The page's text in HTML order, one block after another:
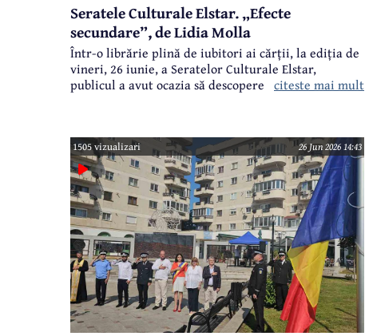
Seratele Culturale Elstar. „Efecte
secundare”, de Lidia Molla
Într-o librărie plină de iubitori ai cărții, la ediția de
vineri, 26 iunie, a Seratelor Culturale Elstar,
publicul a avut ocazia să descopere un nou volum -
emoție și puterea poveștilor.
citeste mai mult
1505 vizualizari 26 Jun 2026 14:43